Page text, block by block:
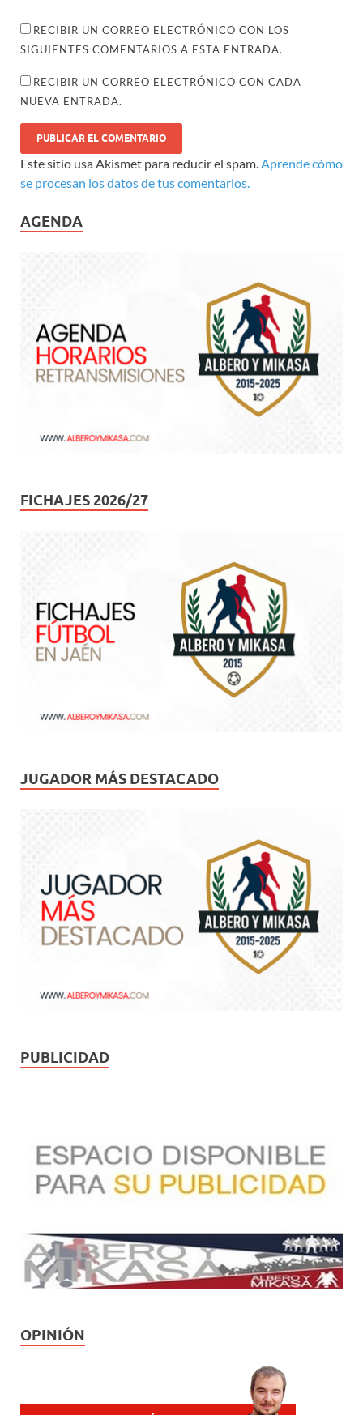
RECIBIR UN CORREO ELECTRÓNICO CON LOS
SIGUIENTES COMENTARIOS A ESTA ENTRADA.
RECIBIR UN CORREO ELECTRÓNICO CON CADA
NUEVA ENTRADA.
Este sitio usa Akismet para reducir el spam.Aprende cómo
se procesan los datos de tus comentarios.
AGENDA
FICHAJES 2026/27
JUGADOR MÁS DESTACADO
PUBLICIDAD
OPINIÓN